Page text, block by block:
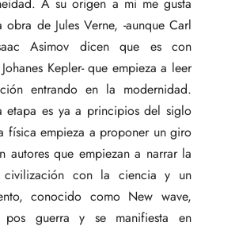
de Jules Verne, -aunque Carl
Asimov dicen que es con
Kepler- que empieza a leer
entrando en la modernidad.
etapa es ya a principios del siglo
física empieza a proponer un giro
autores que empiezan a narrar la
civilización con la ciencia y un
conocido como New wave,
guerra y se manifiesta en